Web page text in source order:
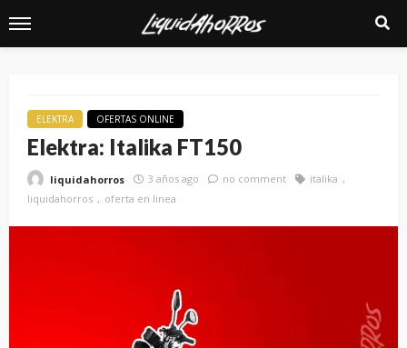
ELEKTRA OFERTAS ONLINE
Elektra: Italika FT150
liquidahorros 3 años ago no comment
italika
liquidahorros
oferta en linea